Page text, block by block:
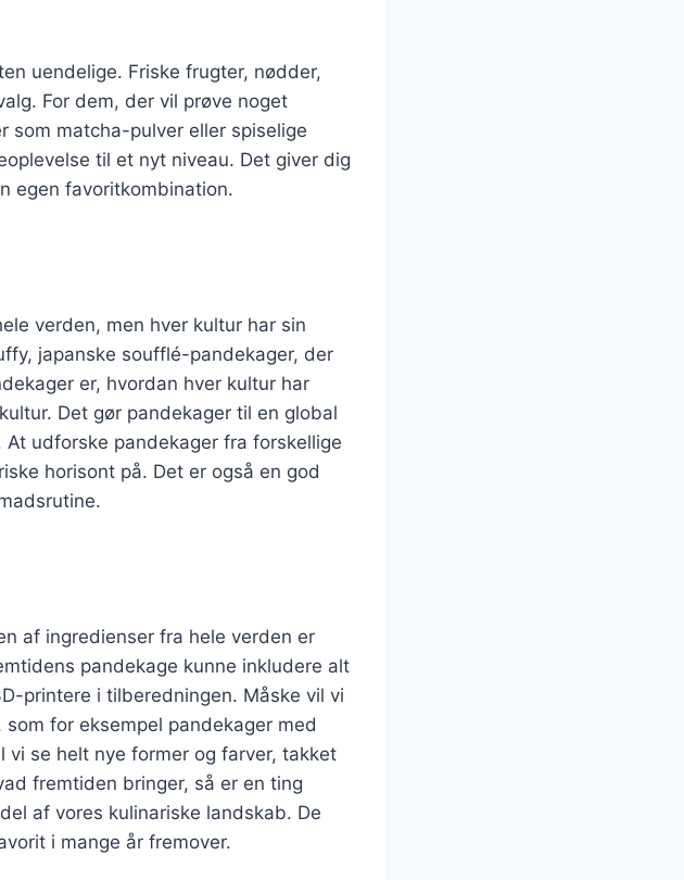
uendelige. Friske frugter, nødder,
For dem, der vil prøve noget
som matcha-pulver eller spiselige
til et nyt niveau. Det giver dig
egen favoritkombination.
verden, men hver kultur har sin
japanske soufflé-pandekager, der
er, hvordan hver kultur har
Det gør pandekager til en global
udforske pandekager fra forskellige
horisont på. Det er også en god
af ingredienser fra hele verden er
pandekage kunne inkludere alt
printere i tilberedningen. Måske vil vi
for eksempel pandekager med
vi se helt nye former og farver, takket
fremtiden bringer, så er en ting
af vores kulinariske landskab. De
i mange år fremover.